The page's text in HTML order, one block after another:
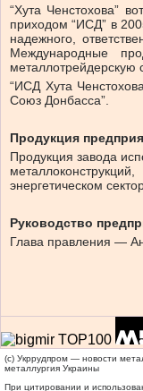
“Хута Ченстохова”
приходом “ИСД” в
надежного,
Международные
металлотрейдерскую
“ИСД Хута
Союз Донбасса”.
Продукция
Продукция завода
энергетическом
Руководство
Глава правления —
(c) Укррудпром — новости
металлургия Украины
При цитировании и